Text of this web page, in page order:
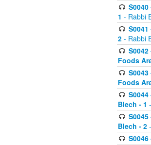
1 - Rabbi
2 - Rabbi
Foods
Foods
Blech - 1
Blech - 2